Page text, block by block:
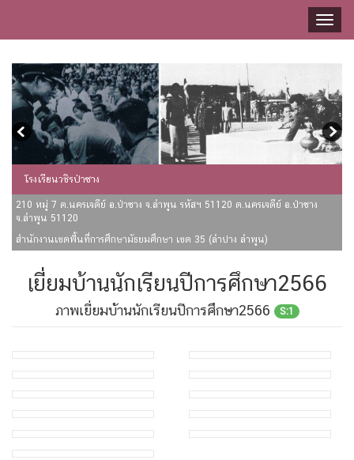
โรงเรียนวชิรป่าซาง
210 หมู่ 7 ต.นครเจดีย์ อ.ป่าซาง จ.ลำพูน รหัสฯ 51120 ต.นครเจดีย์ อ.ป่าซาง
จ.ลำพูน 51120
สำนักงานเขตพื้นที่การศึกษามัธยมศึกษา เขต 35 (ลำปาง ลำพูน)
เยี่ยมบ้านนักเรียนปีการศึกษา2566
ภาพเยี่ยมบ้านนักเรียนปีการศึกษา2566 S:1